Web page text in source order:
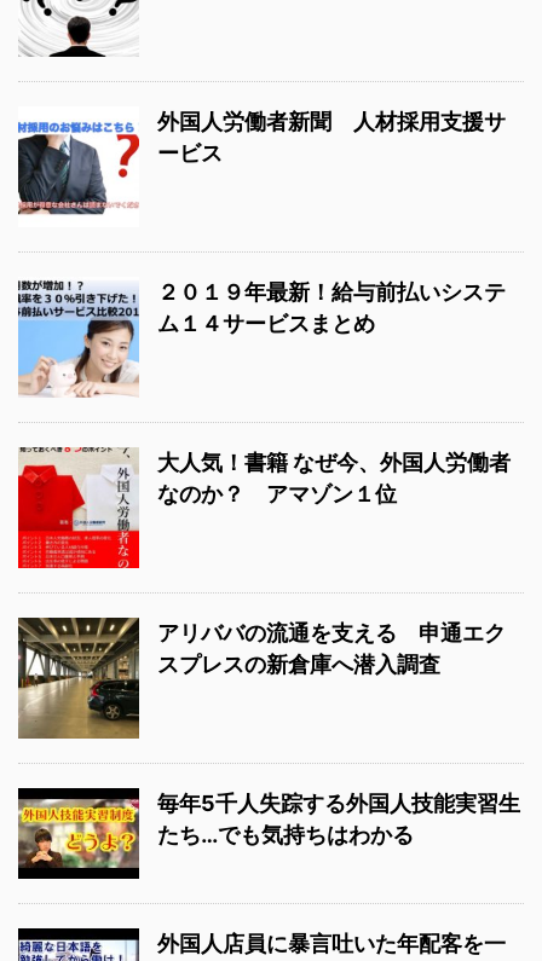
外国人労働者新聞 人材採用支援サ
ービス
２０１９年最新！給与前払いシステ
ム１４サービスまとめ
大人気！書籍 なぜ今、外国人労働者
なのか？ アマゾン１位
アリババの流通を支える 申通エク
スプレスの新倉庫へ潜入調査
毎年5千人失踪する外国人技能実習生
たち…でも気持ちはわかる
外国人店員に暴言吐いた年配客を一